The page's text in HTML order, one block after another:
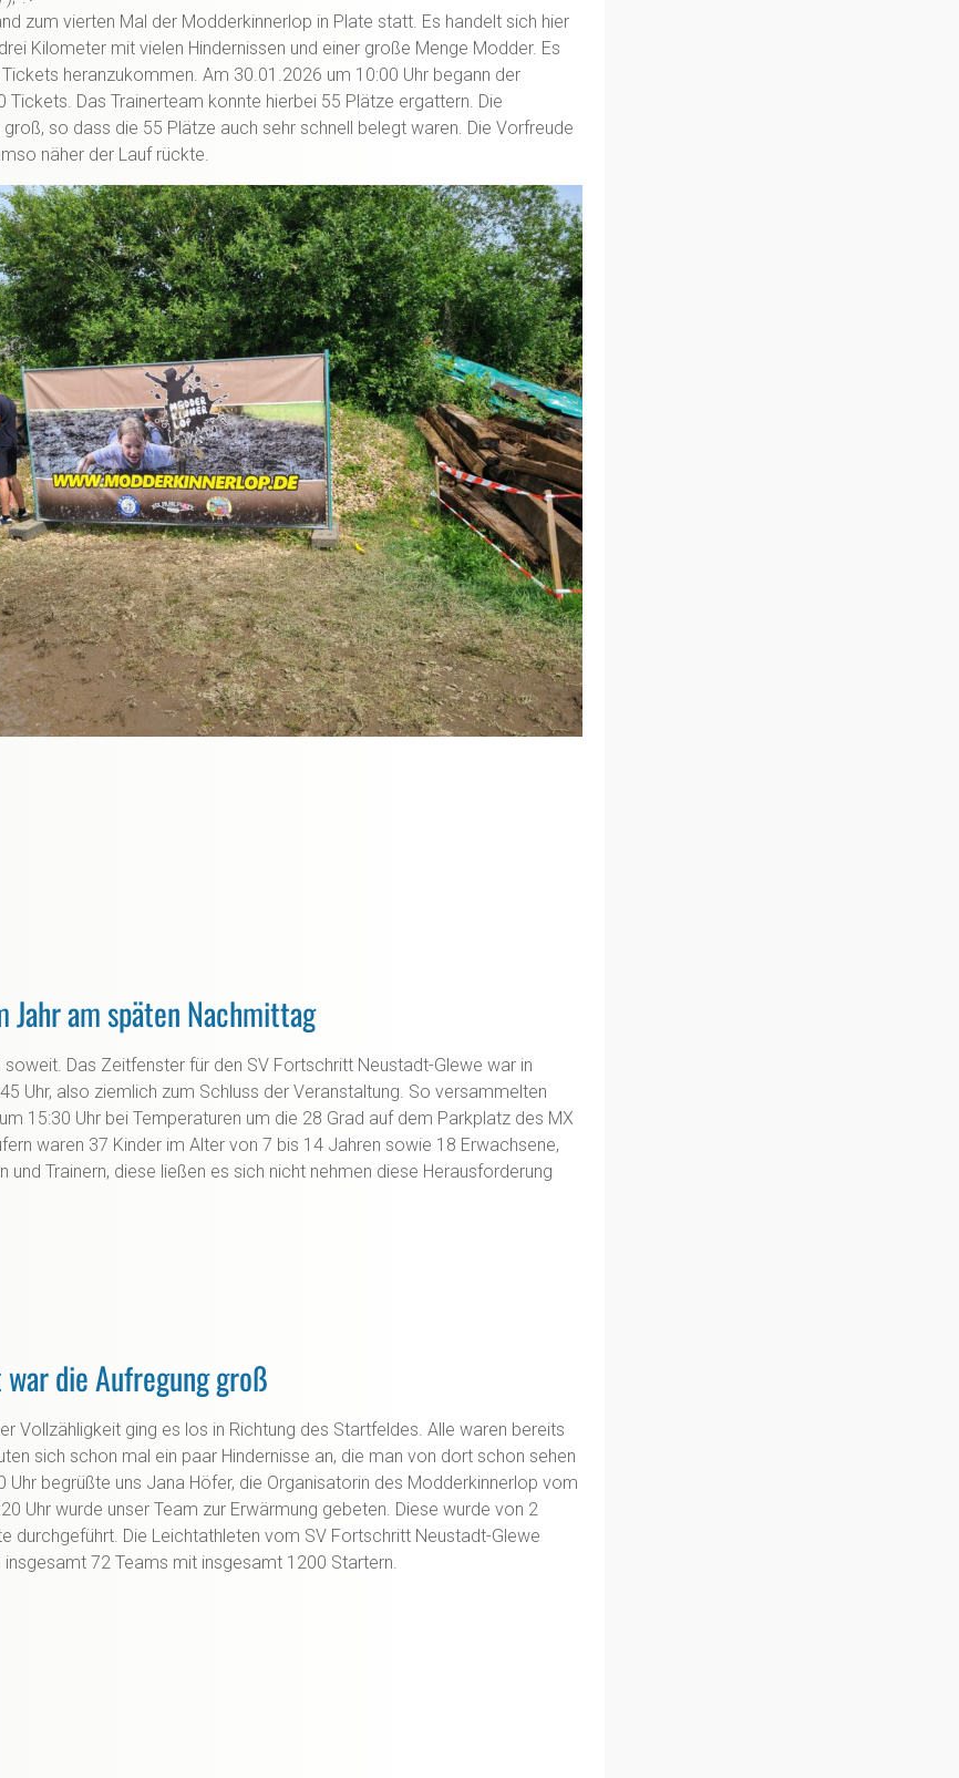
zum vierten Mal der Modderkinnerlop in Plate statt. Es handelt sich hier
Kilometer mit vielen Hindernissen und einer große Menge Modder. Es
heranzukommen. Am 30.01.2026 um 10:00 Uhr begann der
Tickets. Das Trainerteam konnte hierbei 55 Plätze ergattern. Die
so dass die 55 Plätze auch sehr schnell belegt waren. Die Vorfreude
näher der Lauf rückte.
Jahr am späten Nachmittag
soweit. Das Zeitfenster für den SV Fortschritt Neustadt-Glewe war in
Uhr, also ziemlich zum Schluss der Veranstaltung. So versammelten
15:30 Uhr bei Temperaturen um die 28 Grad auf dem Parkplatz des MX
waren 37 Kinder im Alter von 7 bis 14 Jahren sowie 18 Erwachsene,
und Trainern, diese ließen es sich nicht nehmen diese Herausforderung
die Aufregung groß
Vollzähligkeit ging es los in Richtung des Startfeldes. Alle waren bereits
sich schon mal ein paar Hindernisse an, die man von dort schon sehen
Uhr begrüßte uns Jana Höfer, die Organisatorin des Modderkinnerlop vom
Uhr wurde unser Team zur Erwärmung gebeten. Diese wurde von 2
durchgeführt. Die Leichtathleten vom SV Fortschritt Neustadt-Glewe
72 Teams mit insgesamt 1200 Startern.